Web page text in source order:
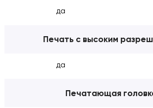
да
Печать с высоким
да
Печатающая